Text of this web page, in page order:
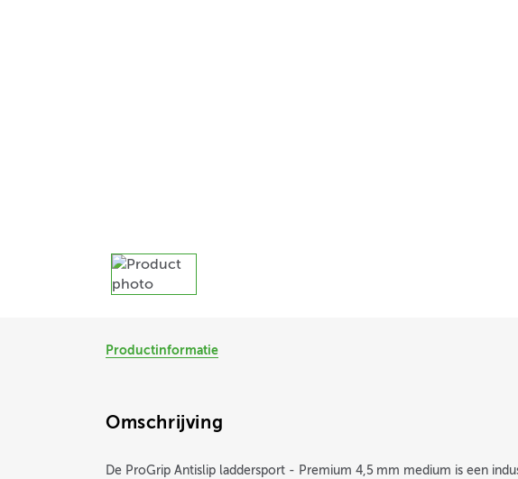
Productinformatie
Omschrijving
De ProGrip Antislip laddersport - Premium 4,5 mm medium is een